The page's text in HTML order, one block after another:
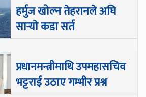
हर्मुज खोल्न तेहरानले अघि
सार्‍याे कडा सर्त
प्रधानमन्त्रीमाथि उपमहासचिव
भट्टराई उठाए गम्भीर प्रश्न